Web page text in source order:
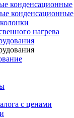
конденсационные
конденсационные
нагрева
с ценами